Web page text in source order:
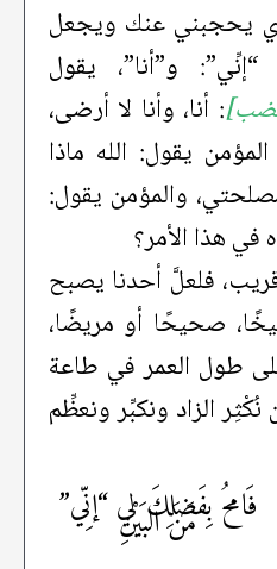
يحجبني عنك ويجعل
و”أنا”، يقول
: أنا، وأنا لا أرضى،
يقول: الله ماذا
والمؤمن يقول:
في هذا الأمر؟
فلعلَّ أحدنا يصبح
صحيحًا أو مريضًا،
طول العمر في طاعة
نُكْثِر الزاد ونكبِّر ونعظِّم
فَامحُ بِفَضلِكَ لي “إنِّي”
مَنَ البَيْنِ